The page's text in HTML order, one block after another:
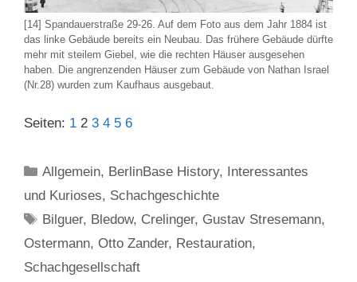
[14] Spandauerstraße 29-26. Auf dem Foto aus dem Jahr 1884 ist
das linke Gebäude bereits ein Neubau. Das frühere Gebäude dürfte
mehr mit steilem Giebel, wie die rechten Häuser ausgesehen
haben. Die angrenzenden Häuser zum Gebäude von Nathan Israel
(Nr.28) wurden zum Kaufhaus ausgebaut.
Seiten: 1 2 3 4 5 6
Kategorien
Allgemein, BerlinBase History, Interessantes
und Kurioses, Schachgeschichte
Schlagwörter
Bilguer, Bledow, Crelinger, Gustav Stresemann,
Ostermann, Otto Zander, Restauration,
Schachgesellschaft